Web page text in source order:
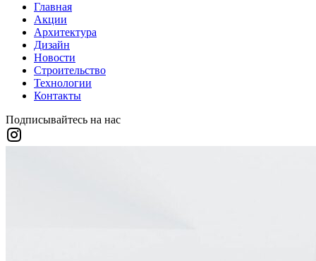
Главная
Акции
Архитектура
Дизайн
Новости
Строительство
Технологии
Контакты
Подписывайтесь на нас